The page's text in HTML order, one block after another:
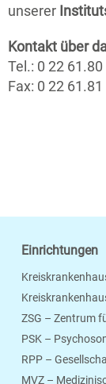
unserer
Kontakt über
Tel.: 0 22 61.80
Fax: 0 22 61.81
Einrichtungen
ZSG – Zentrum
PSK –
RPP –
MVZ –